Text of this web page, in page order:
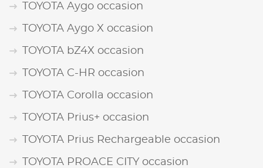
TOYOTA Aygo occasion
TOYOTA Aygo X occasion
TOYOTA bZ4X occasion
TOYOTA C-HR occasion
TOYOTA Corolla occasion
TOYOTA Prius+ occasion
TOYOTA Prius Rechargeable occasion
TOYOTA PROACE CITY occasion